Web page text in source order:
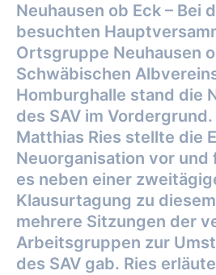
Neuhausen ob Eck – Bei
besuchten
Ortsgruppe Neuhausen
Schwäbischen
Homburghalle stand die
des SAV im
Matthias Ries stellte die
Neuorganisation vor und
es neben einer
Klausurtagung zu
mehrere Sitzungen der
Arbeitsgruppen zur
des SAV gab. Ries